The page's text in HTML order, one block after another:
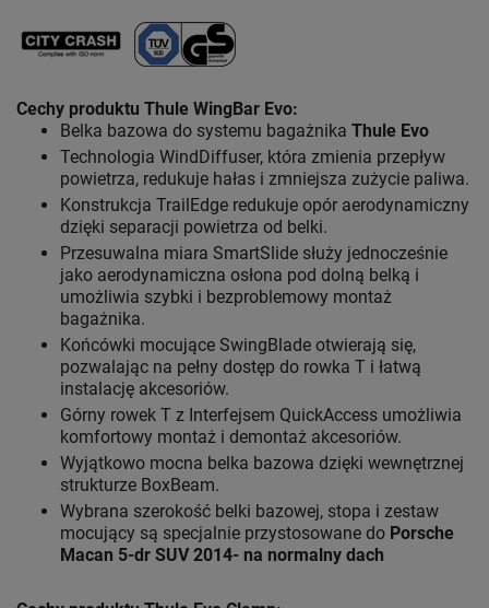
Cechy produktu Thule WingBar Evo:
Belka bazowa do systemu bagażnika Thule Evo
Technologia WindDiffuser, która zmienia przepływ
powietrza, redukuje hałas i zmniejsza zużycie paliwa.
Konstrukcja TrailEdge redukuje opór aerodynamiczny
dzięki separacji powietrza od belki.
Przesuwalna miara SmartSlide służy jednocześnie
jako aerodynamiczna osłona pod dolną belką i
umożliwia szybki i bezproblemowy montaż
bagażnika.
Końcówki mocujące SwingBlade otwierają się,
pozwalając na pełny dostęp do rowka T i łatwą
instalację akcesoriów.
Górny rowek T z Interfejsem QuickAccess umożliwia
komfortowy montaż i demontaż akcesoriów.
Wyjątkowo mocna belka bazowa dzięki wewnętrznej
strukturze BoxBeam.
Wybrana szerokość belki bazowej, stopa i zestaw
mocujący są specjalnie przystosowane do Porsche
Macan 5-dr SUV 2014- na normalny dach